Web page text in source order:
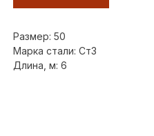
Размер: 50
Марка стали: Ст3
Длина, м: 6